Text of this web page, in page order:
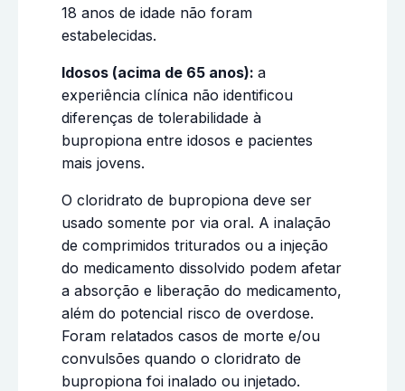
18 anos de idade não foram
estabelecidas.
Idosos (acima de 65 anos): a
experiência clínica não identificou
diferenças de tolerabilidade à
bupropiona entre idosos e pacientes
mais jovens.
O cloridrato de bupropiona deve ser
usado somente por via oral. A inalação
de comprimidos triturados ou a injeção
do medicamento dissolvido podem afetar
a absorção e liberação do medicamento,
além do potencial risco de overdose.
Foram relatados casos de morte e/ou
convulsões quando o cloridrato de
bupropiona foi inalado ou injetado.